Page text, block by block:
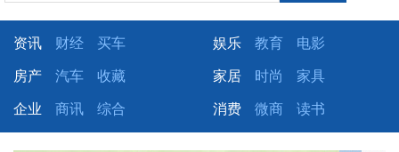
资讯 财经 买车 娱乐 教育 电影
房产 汽车 收藏 家居 时尚 家具
企业 商讯 综合 消费 微商 读书